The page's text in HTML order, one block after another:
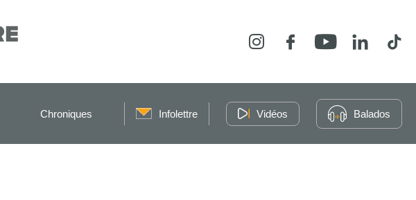
InstagramFacebookYouTubeLinkedIn
Chroniques Infolettre Vidéos Balados